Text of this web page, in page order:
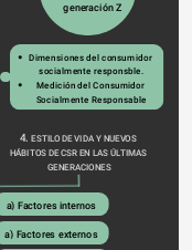
generación Z
Dimensiones del consumidor
socialmente responsble.
Medición del Consumidor
Socialmente Responsable
4. ESTILO DE VIDA Y NUEVOS
HÁBITOS DE CSR EN LAS ÚLTIMAS
GENERACIONES
a) Factores internos
a) Factores externos